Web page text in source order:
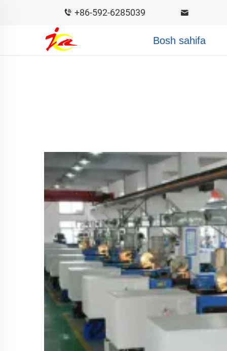
+86-592-6285039
Bosh sahifa